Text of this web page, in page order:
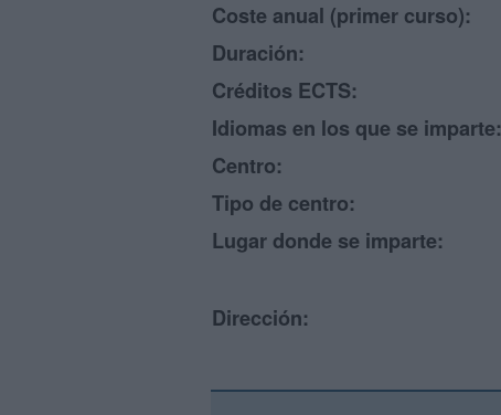
Coste anual (primer curso):
Duración:
Créditos ECTS:
Idiomas en los que se imparte:
Centro:
Tipo de centro:
Lugar donde se imparte:
Dirección: